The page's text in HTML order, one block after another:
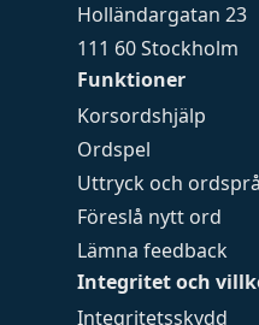
Funktioner
Korsordshjälp
Ordspel
Uttryck och
Föreslå nytt ord
Lämna feedback
Integritet och
Integritetsskydd
Holländargatan 23
111 60 Stockholm